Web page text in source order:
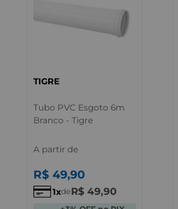
TIGRE
Tubo PVC Esgoto 6m
Branco - Tigre
A partir de
R$ 49,90
1 deR$ 49,90